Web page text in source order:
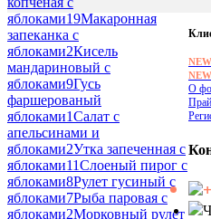
яблоками19Макаронная
запеканка с
яблоками2Кисель
мандариновый с
яблоками9Гусь
фаршерованый
яблоками1Салат с
апельсинами и
яблоками2Утка запеченная с
яблоками11Слоеный пирог с
яблоками8Рулет гусиный с
яблоками7Рыба паровая с
яблоками2Морковный рулет
О